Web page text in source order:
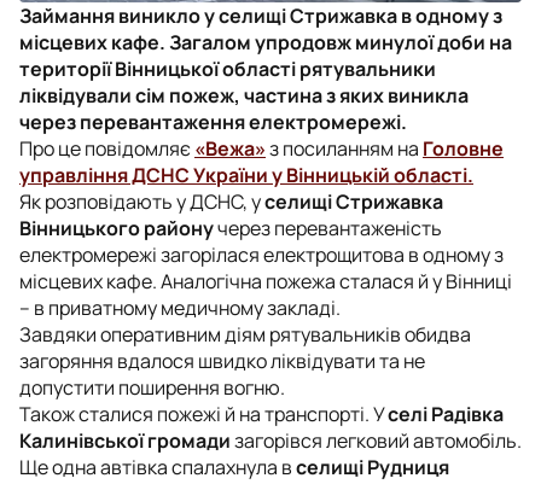
Займання виникло у селищі Стрижавка в одному з
місцевих кафе. Загалом упродовж минулої доби на
території Вінницької області рятувальники
ліквідували сім пожеж, частина з яких виникла
через перевантаження електромережі.
Про це повідомляє«Вежа»з посиланням на Головне
управління ДСНС України у Вінницькій області.
Як розповідають у ДСНС, уселищі Стрижавка
Вінницького районучерез перевантаженість
електромережі загорілася електрощитова в одному з
місцевих кафе. Аналогічна пожежа сталася й у Вінниці
– в приватному медичному закладі.
Завдяки оперативним діям рятувальників обидва
загоряння вдалося швидко ліквідувати та не
допустити поширення вогню.
Також сталися пожежі й на транспорті. Уселі Радівка
Калинівської громадизагорівся легковий автомобіль.
Ще одна автівка спалахнула вселищі Рудниця